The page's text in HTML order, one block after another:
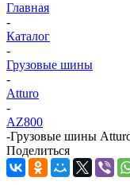
Главная
-
Каталог
-
Грузовые шины
-
Atturo
-
AZ800
-Грузовые шины
Поделиться